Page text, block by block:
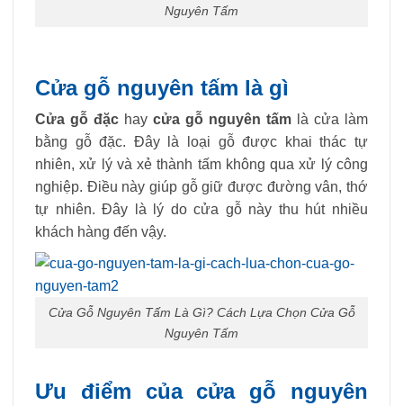
Nguyên Tấm
Cửa gỗ nguyên tấm là gì
Cửa gỗ đặc hay cửa gỗ nguyên tấm là cửa làm
bằng gỗ đặc. Đây là loại gỗ được khai thác tự
nhiên, xử lý và xẻ thành tấm không qua xử lý công
nghiệp. Điều này giúp gỗ giữ được đường vân, thớ
tự nhiên. Đây là lý do cửa gỗ này thu hút nhiều
khách hàng đến vậy.
Cửa Gỗ Nguyên Tấm Là Gì? Cách Lựa Chọn Cửa Gỗ
Nguyên Tấm
Ưu điểm của cửa gỗ nguyên